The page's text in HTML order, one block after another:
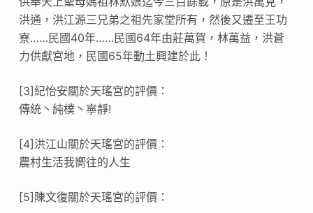
洪通，洪江源三兄弟之祖先家堂所有，然後又遷至王功
寮……民國40年……民國64年由莊萬賀，林萬益，洪蒼
力供獻宮地，民國65年動土興建於此！
[3]紀怡安關於天瑤宮的評價：
傳統丶純樸丶寧靜!
[4]洪江山關於天瑤宮的評價：
農村生活我嚮往的人生
[5]陳文復關於天瑤宮的評價：